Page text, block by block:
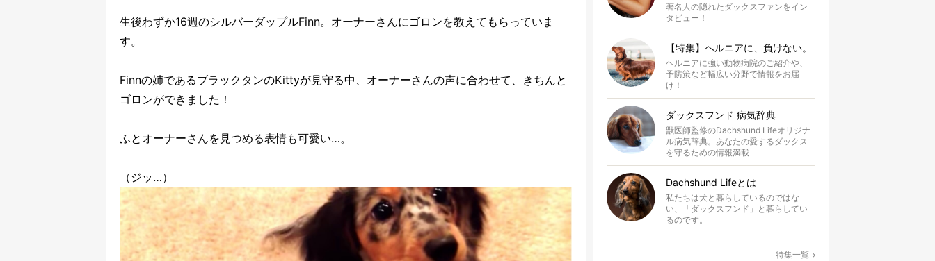
生後わずか16週のシルバーダップルFinn。オーナーさんにゴロンを教えてもらっていま
す。
Finnの姉であるブラックタンのKittyが見守る中、オーナーさんの声に合わせて、きちんと
ゴロンができました！
ふとオーナーさんを見つめる表情も可愛い…。
（ジッ…）
著名人の隠れたダックスファンをイン
タビュー！
【特集】ヘルニアに、負けない。
ヘルニアに強い動物病院のご紹介や、
予防策など幅広い分野で情報をお届
け！
ダックスフンド 病気辞典
獣医師監修のDachshund Lifeオリジナ
ル病気辞典。あなたの愛するダックス
を守るための情報満載
Dachshund Lifeとは
私たちは犬と暮らしているのではな
い、「ダックスフンド」と暮らしてい
るのです。
特集一覧